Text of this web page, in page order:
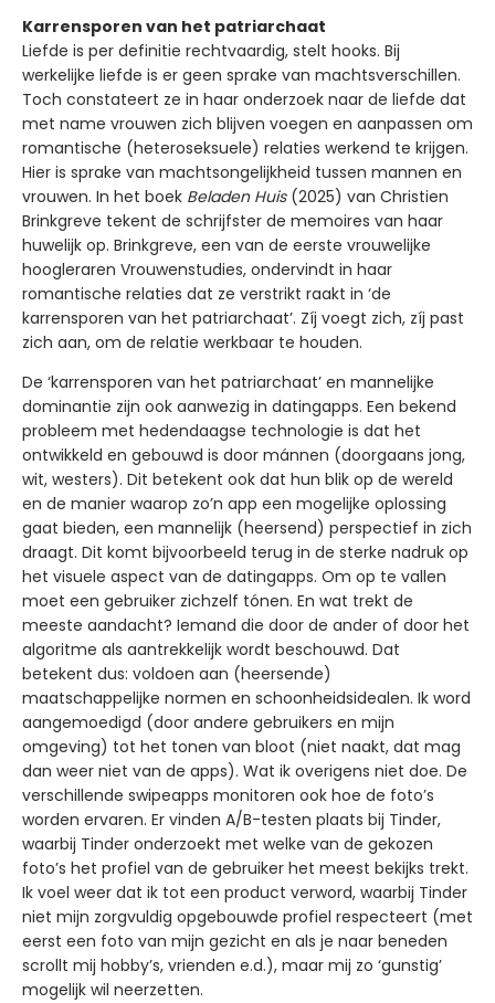
Karrensporen van het patriarchaat
Liefde is per definitie rechtvaardig, stelt hooks. Bij
werkelijke liefde is er geen sprake van machtsverschillen.
Toch constateert ze in haar onderzoek naar de liefde dat
met name vrouwen zich blijven voegen en aanpassen om
romantische (heteroseksuele) relaties werkend te krijgen.
Hier is sprake van machtsongelijkheid tussen mannen en
vrouwen. In het boek Beladen Huis (2025) van Christien
Brinkgreve tekent de schrijfster de memoires van haar
huwelijk op. Brinkgreve, een van de eerste vrouwelijke
hoogleraren Vrouwenstudies, ondervindt in haar
romantische relaties dat ze verstrikt raakt in ‘de
karrensporen van het patriarchaat’. Zíj voegt zich, zíj past
zich aan, om de relatie werkbaar te houden.
De ‘karrensporen van het patriarchaat’ en mannelijke
dominantie zijn ook aanwezig in datingapps. Een bekend
probleem met hedendaagse technologie is dat het
ontwikkeld en gebouwd is door mánnen (doorgaans jong,
wit, westers). Dit betekent ook dat hun blik op de wereld
en de manier waarop zo’n app een mogelijke oplossing
gaat bieden, een mannelijk (heersend) perspectief in zich
draagt. Dit komt bijvoorbeeld terug in de sterke nadruk op
het visuele aspect van de datingapps. Om op te vallen
moet een gebruiker zichzelf tónen. En wat trekt de
meeste aandacht? Iemand die door de ander of door het
algoritme als aantrekkelijk wordt beschouwd. Dat
betekent dus: voldoen aan (heersende)
maatschappelijke normen en schoonheidsidealen. Ik word
aangemoedigd (door andere gebruikers en mijn
omgeving) tot het tonen van bloot (niet naakt, dat mag
dan weer niet van de apps). Wat ik overigens niet doe. De
verschillende swipeapps monitoren ook hoe de foto’s
worden ervaren. Er vinden A/B-testen plaats bij Tinder,
waarbij Tinder onderzoekt met welke van de gekozen
foto’s het profiel van de gebruiker het meest bekijks trekt.
Ik voel weer dat ik tot een product verword, waarbij Tinder
niet mijn zorgvuldig opgebouwde profiel respecteert (met
eerst een foto van mijn gezicht en als je naar beneden
scrollt mij hobby’s, vrienden e.d.), maar mij zo ‘gunstig’
mogelijk wil neerzetten.